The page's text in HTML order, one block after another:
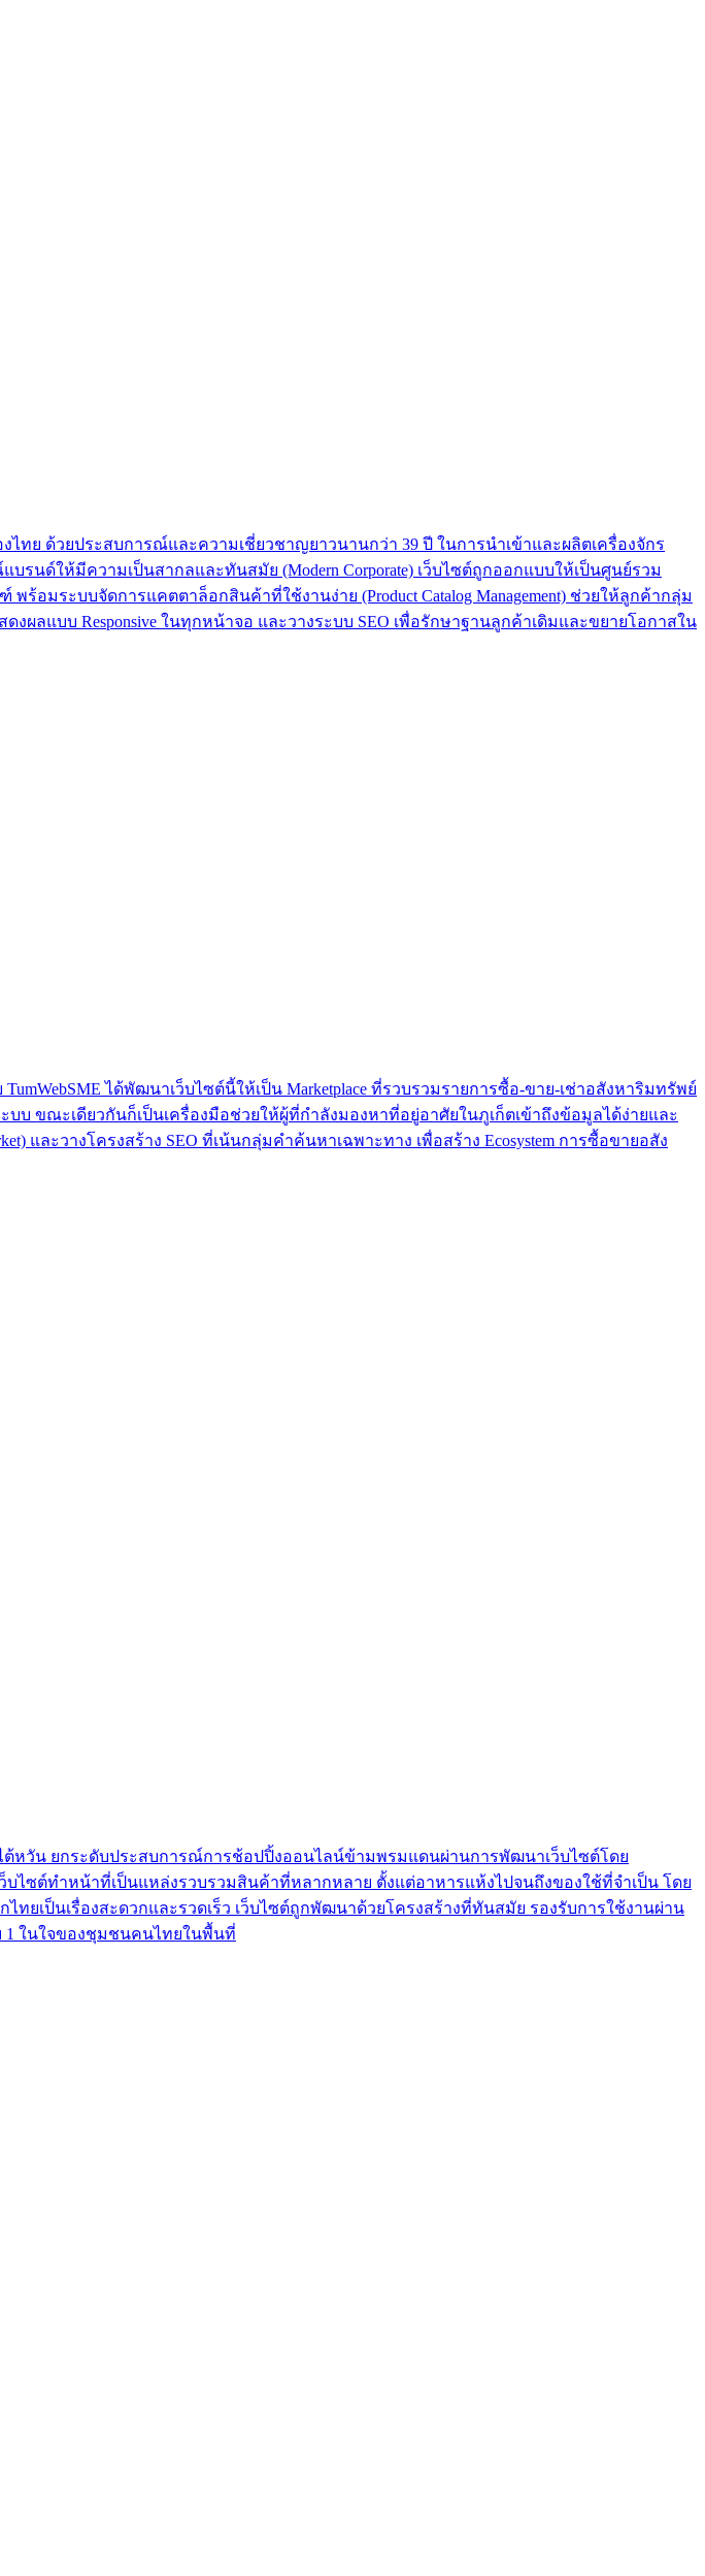
ย ด้วยประสบการณ์และความเชี่ยวชาญยาวนานกว่า 39 ปี ในการนำเข้าและผลิตเครื่องจักร
นด์ให้มีความเป็นสากลและทันสมัย (Modern Corporate) เว็บไซต์ถูกออกแบบให้เป็นศูนย์รวม
มระบบจัดการแคตตาล็อกสินค้าที่ใช้งานง่าย (Product Catalog Management) ช่วยให้ลูกค้ากลุ่ม
ผลแบบ Responsive ในทุกหน้าจอ และวางระบบ SEO เพื่อรักษาฐานลูกค้าเดิมและขยายโอกาสใน
ได้พัฒนาเว็บไซต์นี้ให้เป็น Marketplace ที่รวบรวมรายการซื้อ-ขาย-เช่าอสังหาริมทรัพย์
บบ ขณะเดียวกันก็เป็นเครื่องมือช่วยให้ผู้ที่กำลังมองหาที่อยู่อาศัยในภูเก็ตเข้าถึงข้อมูลได้ง่ายและ
และวางโครงสร้าง SEO ที่เน้นกลุ่มคำค้นหาเฉพาะทาง เพื่อสร้าง Ecosystem การซื้อขายอสัง
ต้หวัน ยกระดับประสบการณ์การช้อปปิ้งออนไลน์ข้ามพรมแดนผ่านการพัฒนาเว็บไซต์โดย
บไซต์ทำหน้าที่เป็นแหล่งรวบรวมสินค้าที่หลากหลาย ตั้งแต่อาหารแห้งไปจนถึงของใช้ที่จำเป็น โดย
ทยเป็นเรื่องสะดวกและรวดเร็ว เว็บไซต์ถูกพัฒนาด้วยโครงสร้างที่ทันสมัย รองรับการใช้งานผ่าน
1 ในใจของชุมชนคนไทยในพื้นที่